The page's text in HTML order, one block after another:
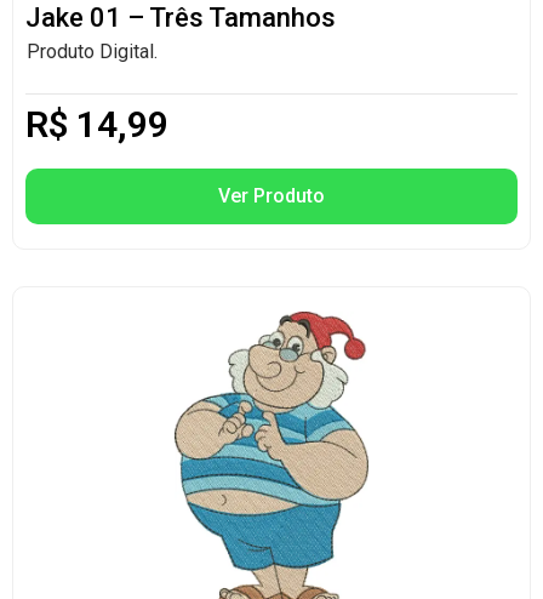
Jake 01 – Três Tamanhos
Produto Digital.
R$ 14,99
Ver Produto